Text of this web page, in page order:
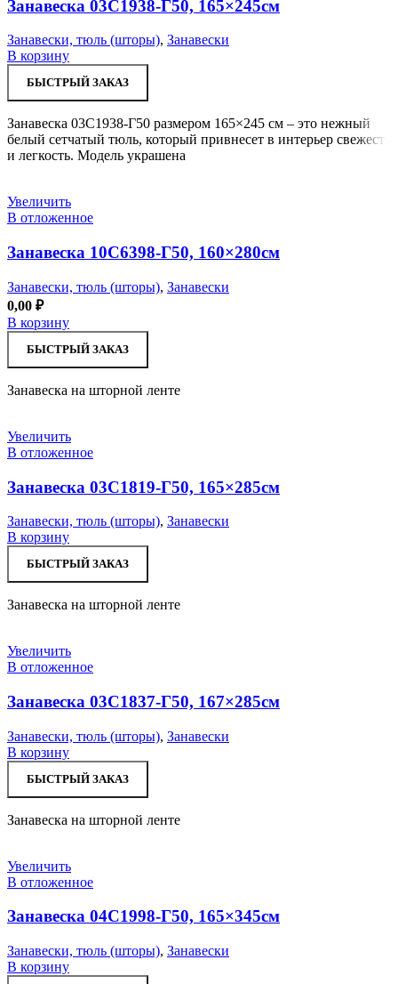
Занавеска 03С1938-Г50, 165×245см
Занавески, тюль (шторы), Занавески
В корзину
БЫСТРЫЙ ЗАКАЗ
Занавеска 03С1938-Г50 размером 165×245 см – это нежный
белый сетчатый тюль, который привнесет в интерьер свежесть
и легкость. Модель украшена
Увеличить
В отложенное
Занавеска 10С6398-Г50, 160×280см
Занавески, тюль (шторы), Занавески
0,00 ₽
В корзину
БЫСТРЫЙ ЗАКАЗ
Занавеска на шторной ленте
Увеличить
В отложенное
Занавеска 03С1819-Г50, 165×285см
Занавески, тюль (шторы), Занавески
В корзину
БЫСТРЫЙ ЗАКАЗ
Занавеска на шторной ленте
Увеличить
В отложенное
Занавеска 03С1837-Г50, 167×285см
Занавески, тюль (шторы), Занавески
В корзину
БЫСТРЫЙ ЗАКАЗ
Занавеска на шторной ленте
Увеличить
В отложенное
Занавеска 04С1998-Г50, 165×345см
Занавески, тюль (шторы), Занавески
В корзину